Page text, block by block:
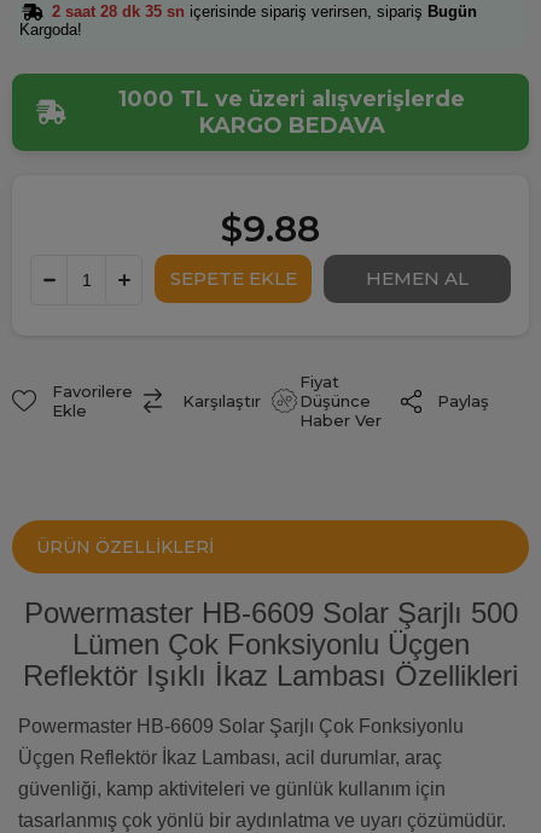
2 saat 28 dk 34 sn içerisinde sipariş verirsen, sipariş Bugün
Kargoda!
1000 TL ve üzeri alışverişlerde
KARGO BEDAVA
$9.88
Favorilere
Ekle
Karşılaştır
Fiyat
Düşünce
Haber Ver
Paylaş
ÜRÜN ÖZELLIKLERI
Powermaster HB-6609 Solar Şarjlı 500
Lümen Çok Fonksiyonlu Üçgen
Reflektör Işıklı İkaz Lambası Özellikleri
Powermaster HB-6609 Solar Şarjlı Çok Fonksiyonlu
Üçgen Reflektör İkaz Lambası, acil durumlar, araç
güvenliği, kamp aktiviteleri ve günlük kullanım için
tasarlanmış çok yönlü bir aydınlatma ve uyarı çözümüdür.